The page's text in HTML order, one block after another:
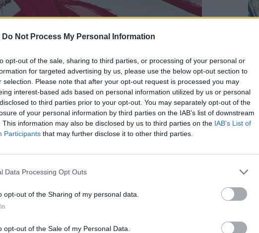
Do Not Process My Personal Information
opt-out of the sale, sharing to third parties, or processing of your personal or
for targeted advertising by us, please use the below opt-out section to
selection. Please note that after your opt-out request is processed you may
interest-based ads based on personal information utilized by us or personal
to third parties prior to your opt-out. You may separately opt-out of the
of your personal information by third parties on the IAB’s list of downstream
This information may also be disclosed by us to third parties on the IAB’s List of
Participants that may further disclose it to other third parties.
Data Processing Opt Outs
opt-out of the Sharing of my personal data.
opt-out of the Sale of my Personal Data.
Gardens”, η αληθινή ιστορία της
θείας και ξαδέρφης της Τζάκι
στα Xάμπτονς σ΄ έναν δικό τους,